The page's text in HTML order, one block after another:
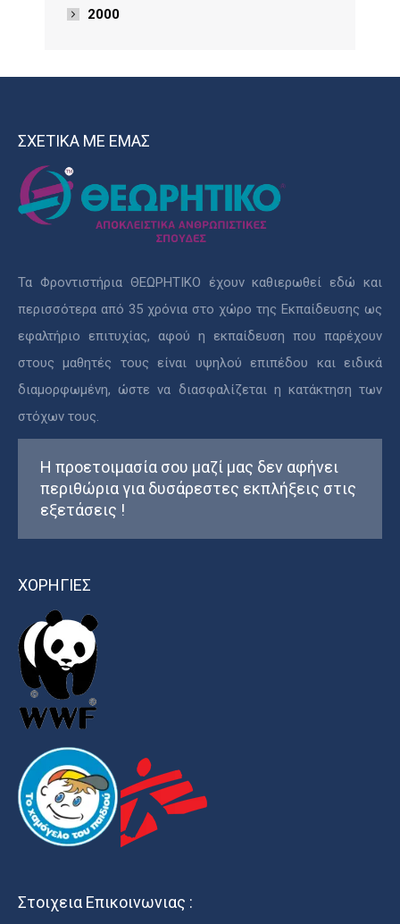
2000
ΣΧΕΤΙΚΑ ΜΕ ΕΜΑΣ
Τα Φροντιστήρια ΘΕΩΡΗΤΙΚΟ έχουν καθιερωθεί εδώ και
περισσότερα από 35 χρόνια στο χώρο της Εκπαίδευσης ως
εφαλτήριο επιτυχίας, αφού η εκπαίδευση που παρέχουν
στους μαθητές τους είναι υψηλού επιπέδου και ειδικά
διαμορφωμένη, ώστε να διασφαλίζεται η κατάκτηση των
στόχων τους.
Η προετοιμασία σου μαζί μας δεν αφήνει
περιθώρια για δυσάρεστες εκπλήξεις στις
εξετάσεις !
ΧΟΡΗΓΙΕΣ
Στοιχεια Επικοινωνιας :